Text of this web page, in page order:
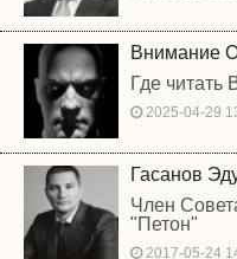
Внимание
Где
2025-04-29
Гасанов
Член
"Петон"
2017-05-24